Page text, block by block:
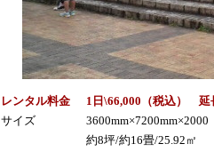
レンタル料金 1日\66,000（税込） 延
サイズ
3600mm×7200mm×2000
約8坪/約16畳/25.92㎡